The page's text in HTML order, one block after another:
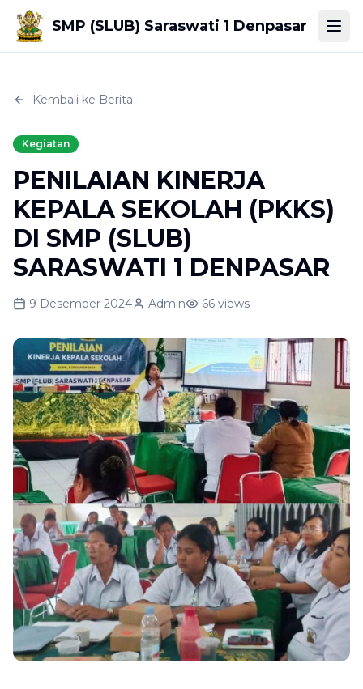
SMP (SLUB) Saraswati 1 Denpasar
Kembali ke Berita
Kegiatan
PENILAIAN KINERJA
KEPALA SEKOLAH (PKKS)
DI SMP (SLUB)
SARASWATI 1 DENPASAR
9 Desember 2024 Admin 66 views